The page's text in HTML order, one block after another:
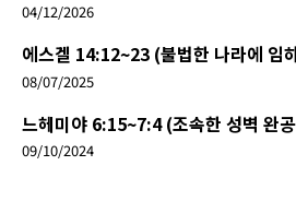
04/12/2026
에스겔 14:12~23 (불법한 나라에 임
08/07/2025
느헤미야 6:15~7:4 (조속한 성벽 완
09/10/2024